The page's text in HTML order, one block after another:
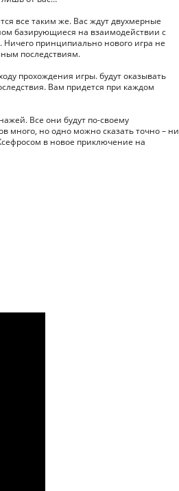
все таким же. Вас ждут двухмерные
базирующиеся на взаимодействии с
принципиально нового игра не
последствиям.
прохождения игры. будут оказывать
Вам придется при каждом
Все они будут по-своему
много, но одно можно сказать точно – ни
в новое приключение на